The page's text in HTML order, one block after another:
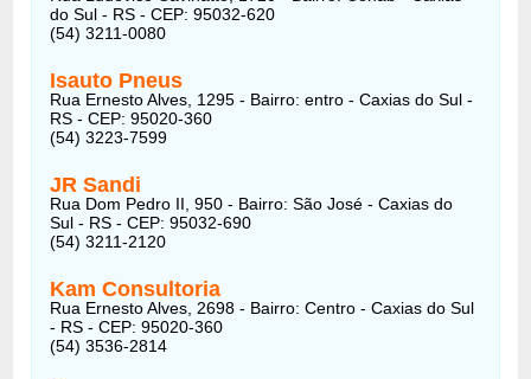
do Sul - RS - CEP: 95032-620
(54) 3211-0080
Isauto Pneus
Rua Ernesto Alves, 1295 - Bairro: entro - Caxias do Sul -
RS - CEP: 95020-360
(54) 3223-7599
JR Sandi
Rua Dom Pedro II, 950 - Bairro: São José - Caxias do
Sul - RS - CEP: 95032-690
(54) 3211-2120
Kam Consultoria
Rua Ernesto Alves, 2698 - Bairro: Centro - Caxias do Sul
- RS - CEP: 95020-360
(54) 3536-2814